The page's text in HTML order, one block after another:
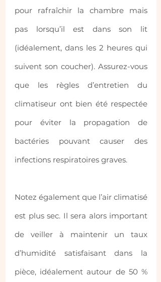
pour rafraîchir la chambre mais
pas lorsqu’il est dans son lit
(idéalement, dans les 2 heures qui
suivent son coucher). Assurez-vous
que les règles d’entretien du
climatiseur ont bien été respectée
pour éviter la propagation de
bactéries pouvant causer des
infections respiratoires graves.
Notez également que l’air climatisé
est plus sec. Il sera alors important
de veiller à maintenir un taux
d’humidité satisfaisant dans la
pièce, idéalement autour de 50 %